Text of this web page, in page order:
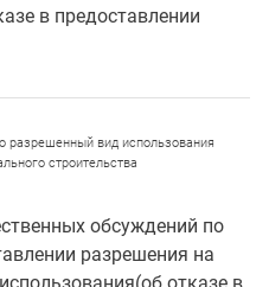
в предоставлении
разрешенный вид использования
строительства
обсуждений по
разрешения на